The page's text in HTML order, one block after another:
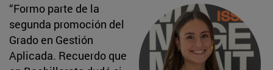
“Formo parte de la
segunda promoción del
Grado en Gestión
Aplicada. Recuerdo que